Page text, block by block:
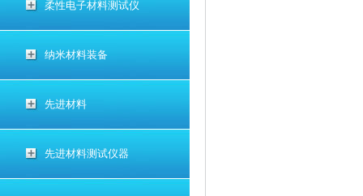
柔性电子材料测试仪
纳米材料装备
先进材料
先进材料测试仪器